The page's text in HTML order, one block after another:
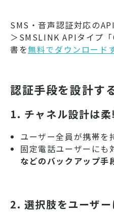
SMS・音声認証対応の
＞SMSLINK APIタイプ
書を無料でダウンロード
認証手段を設計す
1. チャネル設計は柔
ユーザー全員が携帯を
固定電話ユーザーにも
などのバックアップ手
2. 選択肢をユーザー